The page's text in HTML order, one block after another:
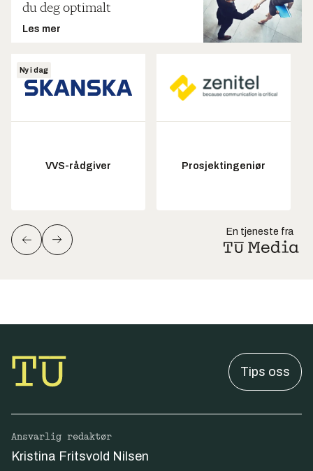
du deg optimalt
Les mer
Ny i dag
VVS-rådgiver Prosjektingeniør
En tjeneste fra
Tips oss
Ansvarlig redaktør
Kristina Fritsvold Nilsen